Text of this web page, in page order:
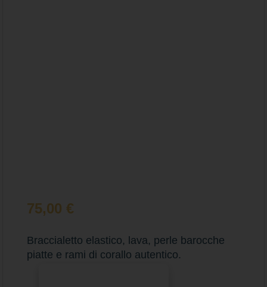
75,00 €
Braccialetto elastico, lava, perle barocche
piatte e rami di corallo autentico.